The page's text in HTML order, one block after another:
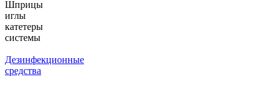
Дезинфекционные
средства